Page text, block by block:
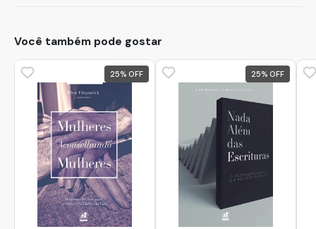
Você também pode gostar
25% 25%